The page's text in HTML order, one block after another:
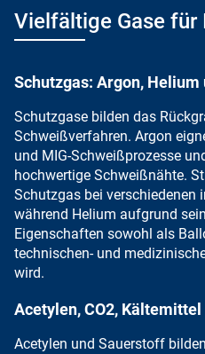
Vielfältige Gase für
Schutzgas: Argon,
Schutzgase bilden das
Schweißverfahren. Argon
und MIG-Schweißprozesse
hochwertige Schweißnähte.
Schutzgas bei verschiedenen
während Helium aufgrund
Eigenschaften sowohl als
technischen- und
wird.
Acetylen, CO2,
Acetylen und Sauerstoff